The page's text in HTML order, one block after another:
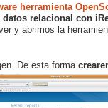
herramienta
relacional con
y abrimos la
De esta forma